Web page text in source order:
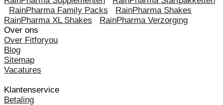
RainPharma Family Packs
RainPharma Shakes
RainPharma XL Shakes
RainPharma Verzorging
Over ons
Over Fitforyou
Blog
Sitemap
Vacatures
Klantenservice
Betaling